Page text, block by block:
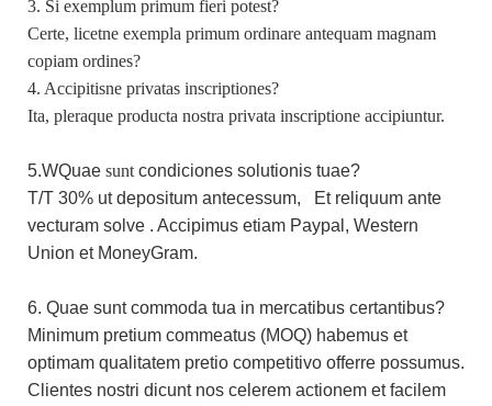
3. Si exemplum primum fieri potest?
Certe, licetne exempla primum ordinare antequam magnam
copiam ordines?
4. Accipitisne privatas inscriptiones?
Ita, pleraque producta nostra privata inscriptione accipiuntur.
5.WQuae sunt condiciones solutionis tuae?
T/T 30% ut depositum antecessum,
Et reliquum ante
vecturam solve . Accipimus etiam Paypal, Western
Union et MoneyGram.
6. Quae sunt commoda tua in mercatibus certantibus?
Minimum pretium commeatus (MOQ) habemus et
optimam qualitatem pretio competitivo offerre possumus.
Clientes nostri dicunt nos celerem actionem et facilem